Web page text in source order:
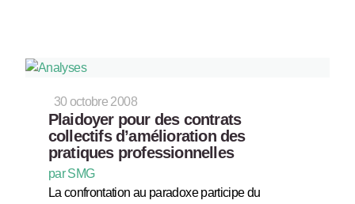
30 octobre 2008
Plaidoyer pour des contrats
collectifs d’amélioration des
pratiques professionnelles
par SMG
La confrontation au paradoxe participe du